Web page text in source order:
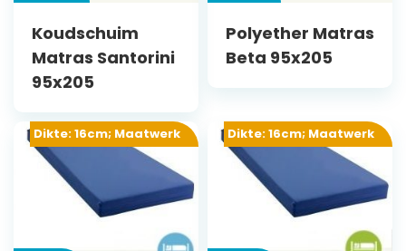
Koudschuim
Matras Santorini
95x205
Polyether Matras
Beta 95x205
Dikte: 16cm; Maatwerk Dikte: 16cm; Maatwerk